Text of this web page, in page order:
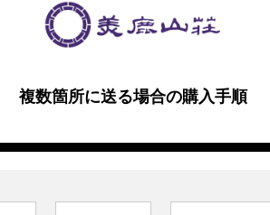
複数箇所に送る場合の購入手順